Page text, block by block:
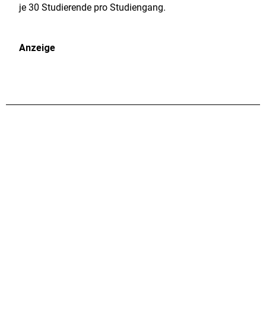
je 30 Studierende pro Studiengang.
Anzeige